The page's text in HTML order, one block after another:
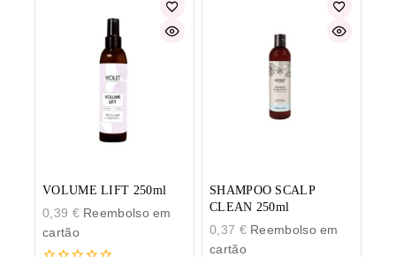
VOLUME LIFT 250ml
0,39 €Reembolso em
cartão
SHAMPOO SCALP
CLEAN 250ml
0,37 €Reembolso em
cartão